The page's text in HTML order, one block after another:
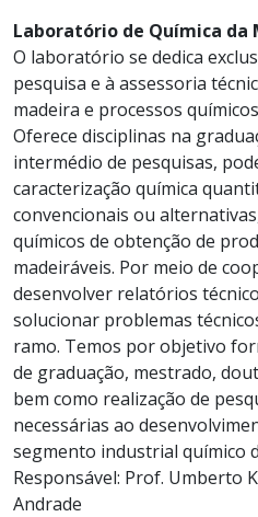
Laboratório de Química da
O laboratório se dedica
pesquisa e à assessoria
madeira e processos
Oferece disciplinas na
intermédio de pesquisas,
caracterização química
convencionais ou
químicos de obtenção de
madeiráveis. Por meio de
desenvolver relatórios
solucionar problemas
ramo. Temos por objetivo
de graduação, mestrado,
bem como realização de
necessárias ao
segmento industrial químico
Responsável: Prof. Umberto
Andrade